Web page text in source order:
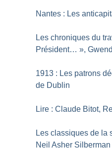
Nantes : Les
Les chroniques du
Président… »,
1913 : Les patrons
de Dublin
Lire : Claude Bitot,
Les classiques de la
Neil Asher Silberman